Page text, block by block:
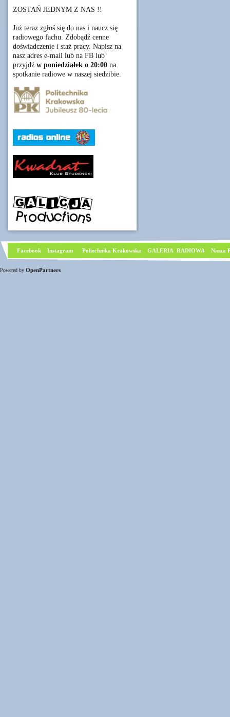
ZOSTAŃ JEDNYM Z NAS !!
Już teraz zgłoś się do nas i naucz się
radiowego fachu. Zdobądź cenne
doświadczenie i staż pracy. Napisz na
nasz adres e-mail lub na FB lub
przyjdź w poniedziałek o 20:00 na
spotkanie radiowe w naszej siedzibie.
Facebook Instagram Poliechnika Krakowska GALERIA RADIOWA Nasza
Powered by OpenPartners